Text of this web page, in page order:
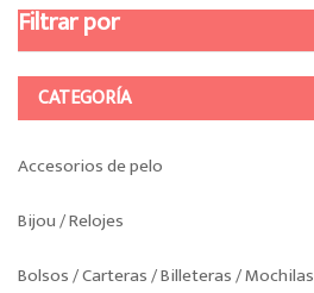
Filtrar por
CATEGORÍA
Accesorios de pelo
Bijou / Relojes
Bolsos / Carteras / Billeteras / Mochilas